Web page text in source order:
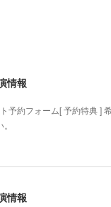
情報
予約フォーム[ 予約特典 ]
情報